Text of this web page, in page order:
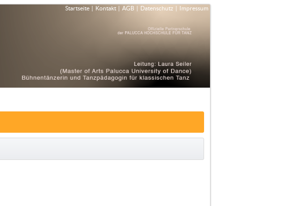
Startseite | Kontakt | AGB | Datenschutz | Impressum